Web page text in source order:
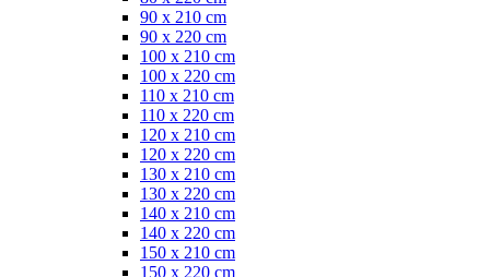
90 x 210 cm
90 x 220 cm
100 x 210 cm
100 x 220 cm
110 x 210 cm
110 x 220 cm
120 x 210 cm
120 x 220 cm
130 x 210 cm
130 x 220 cm
140 x 210 cm
140 x 220 cm
150 x 210 cm
150 x 220 cm